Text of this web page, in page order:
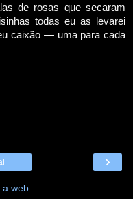
de rosas que secaram
todas eu as levarei
caixão — uma para cada
›
a web